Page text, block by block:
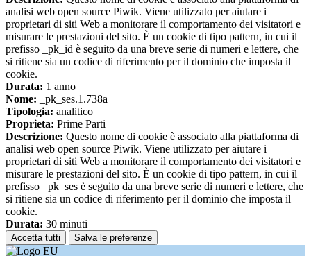
analisi web open source Piwik. Viene utilizzato per aiutare i
proprietari di siti Web a monitorare il comportamento dei visitatori e
misurare le prestazioni del sito. È un cookie di tipo pattern, in cui il
prefisso _pk_id è seguito da una breve serie di numeri e lettere, che
si ritiene sia un codice di riferimento per il dominio che imposta il
cookie.
Durata: 1 anno
Nome: _pk_ses.1.738a
Tipologia: analitico
Proprieta: Prime Parti
Descrizione: Questo nome di cookie è associato alla piattaforma di
analisi web open source Piwik. Viene utilizzato per aiutare i
proprietari di siti Web a monitorare il comportamento dei visitatori e
misurare le prestazioni del sito. È un cookie di tipo pattern, in cui il
prefisso _pk_ses è seguito da una breve serie di numeri e lettere, che
si ritiene sia un codice di riferimento per il dominio che imposta il
cookie.
Durata: 30 minuti
Accetta tutti Salva le preferenze